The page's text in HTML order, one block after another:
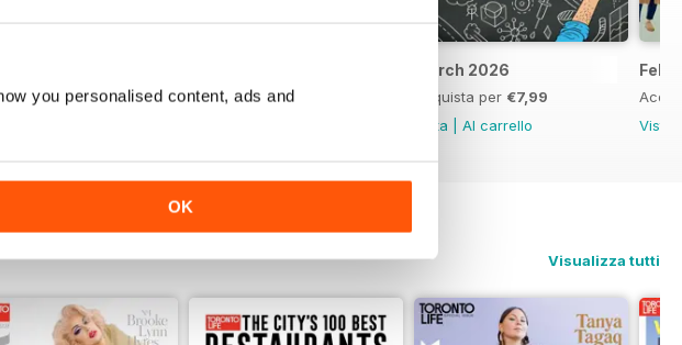
you personalised content, ads and
OK
per€7,99
Acquista per€7,99
March 2026
Acquista per €7,99
Vista
Al carrello
Vista
Visualizza tutti